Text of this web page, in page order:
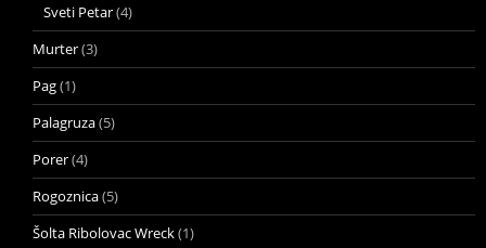
Sveti Petar(4)
Murter(3)
Pag(1)
Palagruza(5)
Porer(4)
Rogoznica(5)
Šolta Ribolovac Wreck(1)